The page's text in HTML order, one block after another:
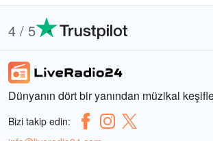
4 / 5
Dünyanın dört bir yanından müzikal
Bizi takip edin: